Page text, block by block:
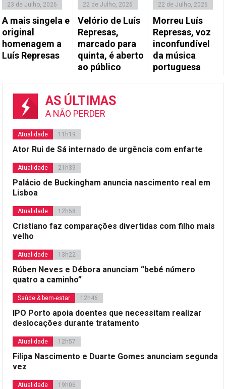
23 de Julho, 2026
A mais singela e
original
homenagem a
Luís Represas
22 de Julho, 2026
Velório de Luís
Represas,
marcado para
quinta, é aberto
ao público
22 de Julho, 2026
Morreu Luís
Represas, voz
inconfundível
da música
portuguesa
AS ÚLTIMAS
A NÃO PERDER
Atualidade 11h19
Ator Rui de Sá internado de urgência com enfarte
Atualidade 21h39
Palácio de Buckingham anuncia nascimento real em
Lisboa
Atualidade 12h58
Cristiano faz comparações divertidas com filho mais
velho
Atualidade 13h22
Rúben Neves e Débora anunciam “bebé número
quatro a caminho”
Saúde & bem-estar 12h46
IPO Porto apoia doentes que necessitam realizar
deslocações durante tratamento
Atualidade 12h57
Filipa Nascimento e Duarte Gomes anunciam segunda
vez
Atualidade 19h06